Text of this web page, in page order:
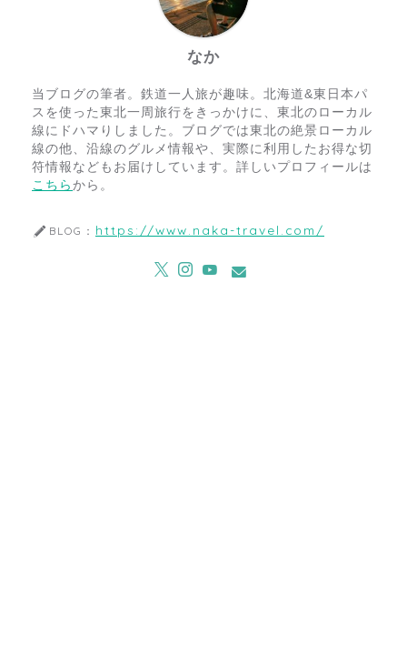
なか
当ブログの筆者。鉄道一人旅が趣味。北海道&東日本パ
スを使った東北一周旅行をきっかけに、東北のローカル
線にドハマりしました。ブログでは東北の絶景ローカル
線の他、沿線のグルメ情報や、実際に利用したお得な切
符情報などもお届けしています。詳しいプロフィールは
こちら から。
BLOG： https://www.naka-travel.com/